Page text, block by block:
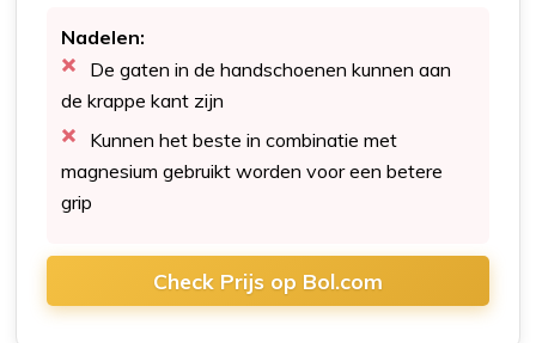
Nadelen:
De gaten in de handschoenen kunnen aan
de krappe kant zijn
Kunnen het beste in combinatie met
magnesium gebruikt worden voor een betere
grip
Check Prijs op Bol.com